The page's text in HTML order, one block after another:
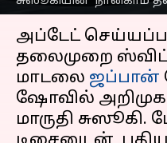
செய்தி முன்னோட்டம்
அப்டேட்
தலைமுறை
மாடலை ஜப்பான்
ஷோவில்
மாருதி சுஸூகி.